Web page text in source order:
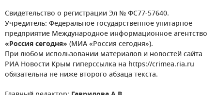
Свидетельство о регистрации Эл № ФС77-57640.
Учредитель: Федеральное государственное унитарное
предприятие Международное информационное агентство
«Россия сегодня» (МИА «Россия сегодня»).
При любом использовании материалов и новостей сайта
РИА Новости Крым гиперссылка на https://crimea.ria.ru
обязательна не ниже второго абзаца текста.